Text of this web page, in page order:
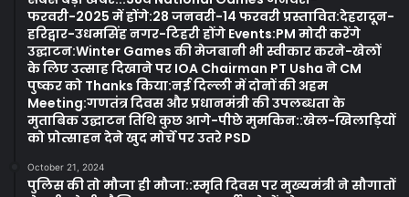
फरवरी-2025 में होंगे:28 जनवरी-14 फरवरी प्रस्तावित:देहरादून-
हरिद्वार-उधमसिंह नगर-टिहरी होंगे Events:PM मोदी करेंगे
उद्घाटन:Winter Games की मेजबानी भी स्वीकार करने-खेलों
के लिए उत्साह दिखाने पर IOA Chairman PT Usha ने CM
पुष्कर को Thanks किया:नई दिल्ली में दोनों की अहम
Meeting:गणतंत्र दिवस और प्रधानमंत्री की उपलब्धता के
मुताबिक उद्घाटन तिथि कुछ आगे-पीछे मुमकिन::खेल-खिलाड़ियों
को प्रोत्साहन देने खुद मोर्चे पर उतरे PSD
October 21, 2024
पुलिस की तो मौजा ही मौजा::स्मृति दिवस पर मुख्यमंत्री ने सौगातों